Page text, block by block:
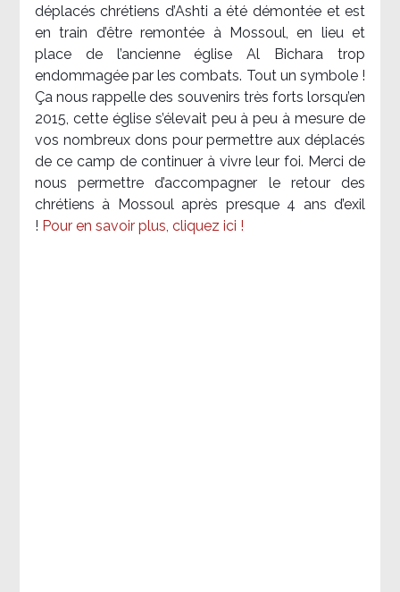
déplacés chrétiens d’Ashti a été démontée et est
en train d’être remontée à Mossoul, en lieu et
place de l’ancienne église Al Bichara trop
endommagée par les combats. Tout un symbole !
Ça nous rappelle des souvenirs très forts lorsqu’en
2015, cette église s’élevait peu à peu à mesure de
vos nombreux dons pour permettre aux déplacés
de ce camp de continuer à vivre leur foi. Merci de
nous permettre d’accompagner le retour des
chrétiens à Mossoul après presque 4 ans d’exil
! Pour en savoir plus, cliquez ici !